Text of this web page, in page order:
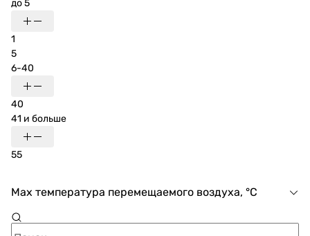
до 5
1
5
6-40
40
41 и больше
55
Max температура перемещаемого воздуха, °C